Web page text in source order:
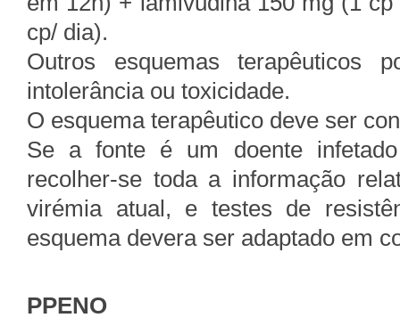
cp/ dia).
Outros esquemas terapêuticos
intolerância ou toxicidade.
O esquema terapêutico deve ser
Se a fonte é um doente
recolher-se toda a informação
virémia atual, e testes de
esquema devera ser adaptado em
PPENO